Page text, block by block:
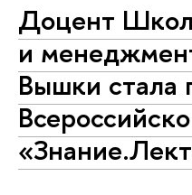
Доцент
и
Вышки стала